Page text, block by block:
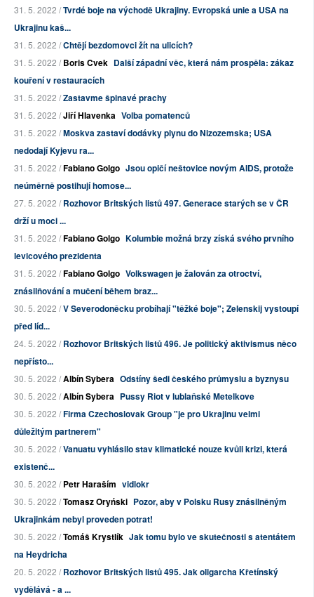
31. 5. 2022 /Tvrdé boje na východě Ukrajiny. Evropská unie a USA na
Ukrajinu kaš...
31. 5. 2022 /Chtějí bezdomovci žít na ulicích?
31. 5. 2022 /Boris Cvek Další západní věc, která nám prospěla: zákaz
kouření v restauracích
31. 5. 2022 /Zastavme špinavé prachy
31. 5. 2022 /Jiří Hlavenka Volba pomatenců
31. 5. 2022 /Moskva zastaví dodávky plynu do Nizozemska; USA
nedodají Kyjevu ra...
31. 5. 2022 /Fabiano Golgo Jsou opičí neštovice novým AIDS, protože
neúměrně postihují homose...
27. 5. 2022 /Rozhovor Britských listů 497. Generace starých se v ČR
drží u moci ...
31. 5. 2022 /Fabiano Golgo Kolumbie možná brzy získá svého prvního
levicového prezidenta
31. 5. 2022 /Fabiano Golgo Volkswagen je žalován za otroctví,
znásilňování a mučení během braz...
30. 5. 2022 /V Severodoněcku probíhají "těžké boje"; Zelenskij vystoupí
před líd...
24. 5. 2022 /Rozhovor Britských listů 496. Je politický aktivismus něco
nepřísto...
30. 5. 2022 /Albín Sybera Odstíny šedi českého průmyslu a byznysu
30. 5. 2022 /Albín Sybera Pussy Riot v lublaňské Metelkove
30. 5. 2022 /Firma Czechoslovak Group "je pro Ukrajinu velmi
důležitým partnerem"
30. 5. 2022 /Vanuatu vyhlásilo stav klimatické nouze kvůli krizi, která
existenč...
30. 5. 2022 /Petr Haraším vidlokr
30. 5. 2022 /Tomasz Oryński Pozor, aby v Polsku Rusy znásilněným
Ukrajinkám nebyl proveden potrat!
30. 5. 2022 /Tomáš Krystlík Jak tomu bylo ve skutečnosti s atentátem
na Heydricha
20. 5. 2022 /Rozhovor Britských listů 495. Jak oligarcha Křetínský
vydělává - a ...